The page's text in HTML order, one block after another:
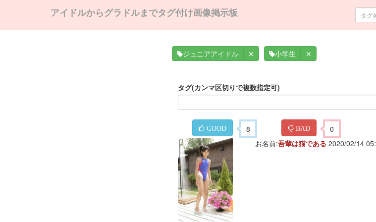
アイドルからグラドルまでタグ付け画像掲示板
ジュニアアイドル ✕ 小学生 ✕
タグ(カンマ区切りで複数指定可)
GOOD 8 BAD 0
お名前:吾輩は猫である 2020/02/14